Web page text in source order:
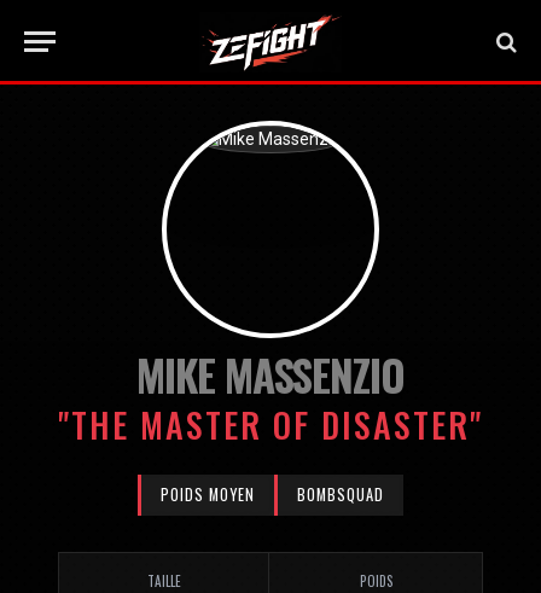
MIKE MASSENZIO
"THE MASTER OF DISASTER"
POIDS MOYEN BOMBSQUAD
TAILLE POIDS